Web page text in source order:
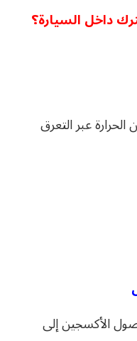
داخل السيارة؟
عبر التعرق
الأكسجين إلى